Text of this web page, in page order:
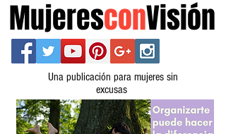
MujeresconVisión
Una publicación para mujeres sin
excusas